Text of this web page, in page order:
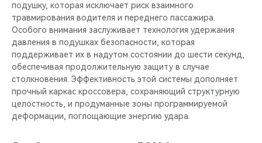
подушку, которая исключает риск взаимного
травмирования водителя и переднего пассажира.
Особого внимания заслуживает технология удержания
давления в подушках безопасности, которая
поддерживает их в надутом состоянии до шести секунд,
обеспечивая продолжительную защиту в случае
столкновения. Эффективность этой системы дополняет
прочный каркас кроссовера, сохраняющий структурную
целостность, и продуманные зоны программируемой
деформации, поглощающие энергию удара.